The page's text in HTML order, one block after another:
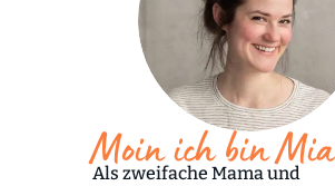
Moin ich bin Mia
Als zweifache Mama und